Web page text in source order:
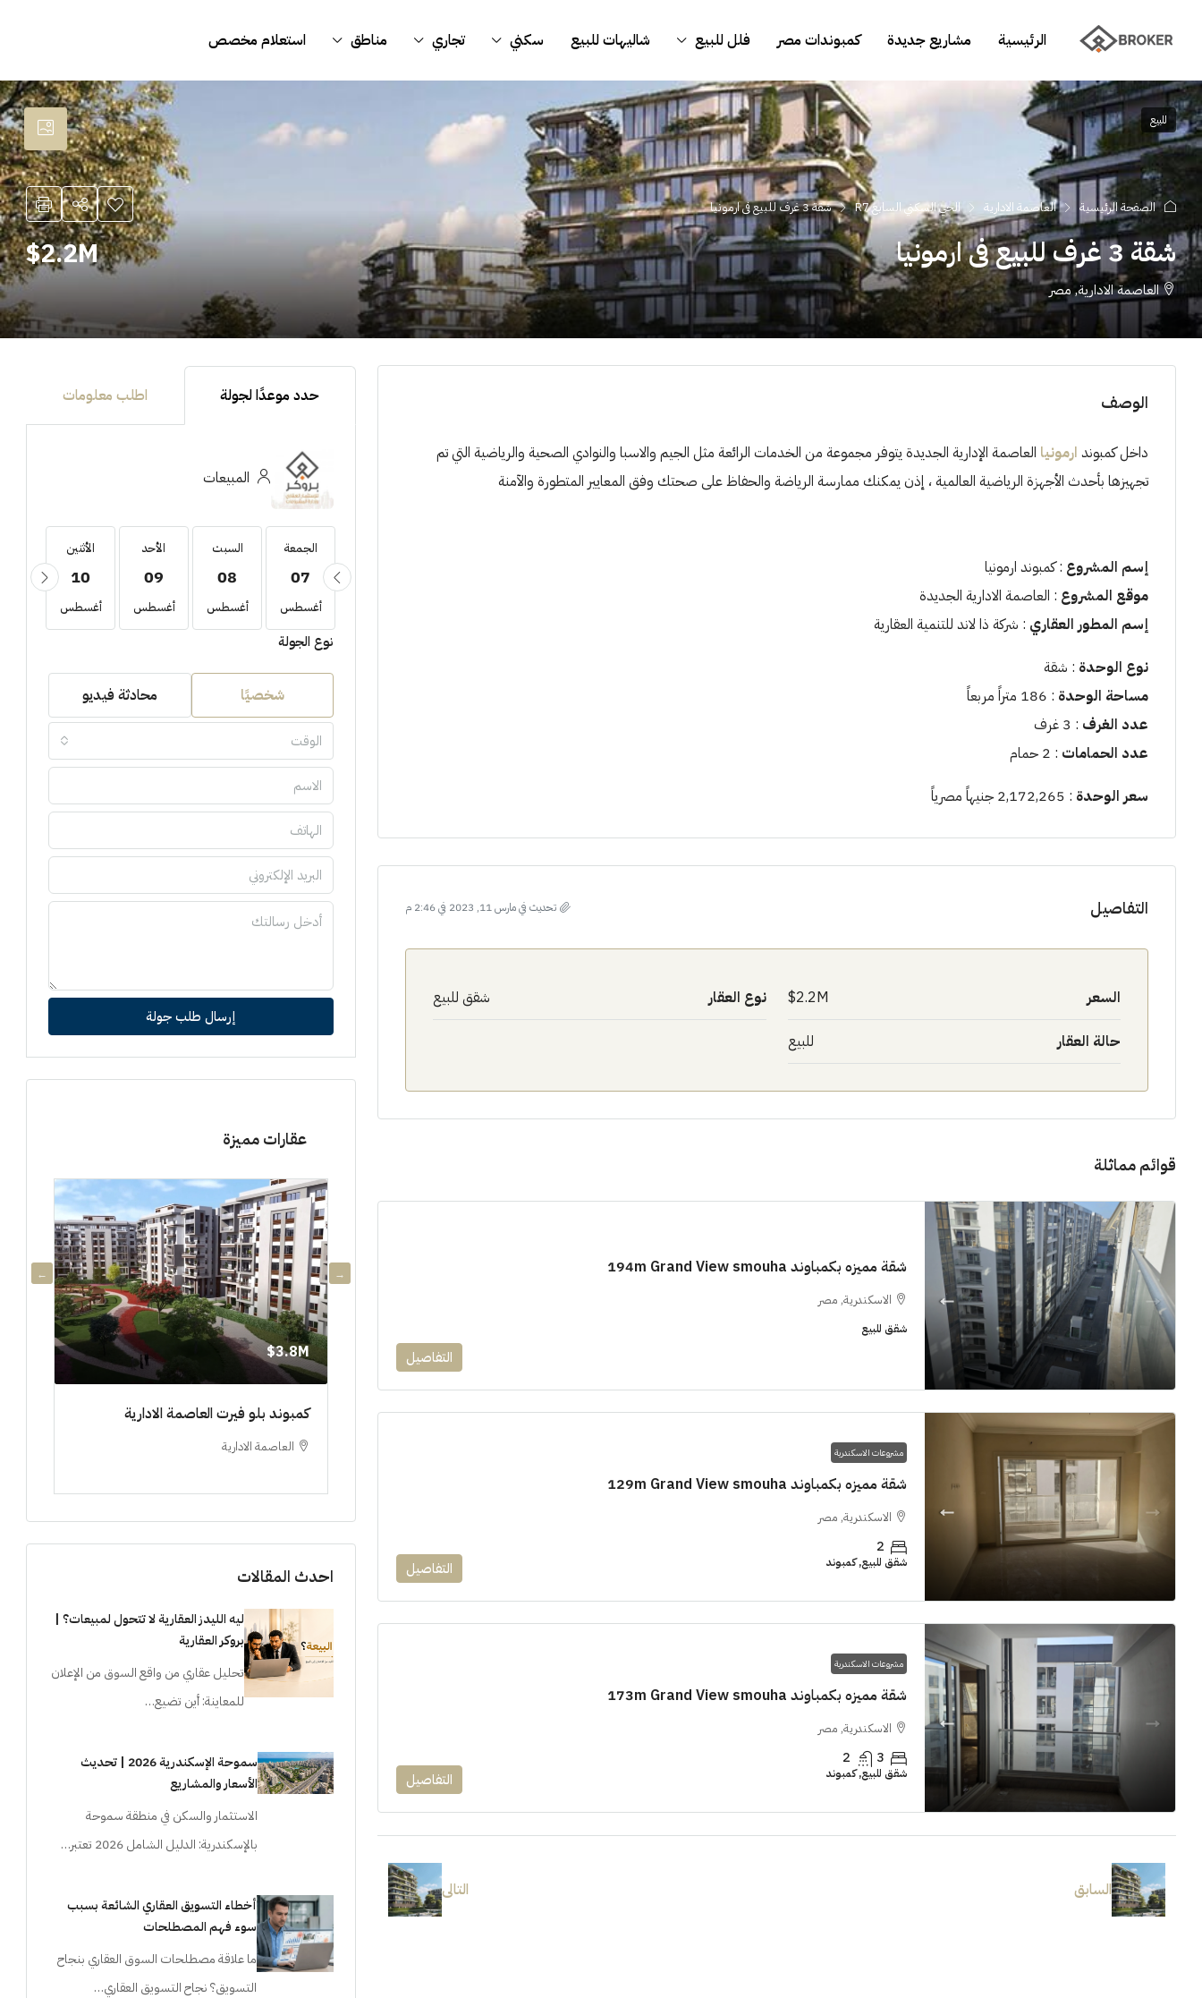
الرئيسية مشاريع جديدة كمبوندات مصر فلل للبيع شاليهات للبيع سكني تجاري مناطق استعلام مخصص
للبيع
الصفحة الرئيسية العاصمة الادارية الحي السكني السابع R7 شقة 3 غرف للبيع فى ارمونيا
شقة 3 غرف للبيع فى ارمونيا
العاصمة الادارية, مصر
2.2M$
الوصف
داخل كمبوند ارمونيا العاصمة الإدارية الجديدة يتوفر مجموعة من الخدمات الرائعة مثل الجيم والاسبا والنوادي الصحية والرياضية التي تم
تجهيزها بأحدث الأجهزة الرياضية العالمية ، إذن يمكنك ممارسة الرياضة والحفاظ على صحتك وفق المعايير المتطورة والآمنة
إسم المشروع : كمبوند ارمونيا
موقع المشروع : العاصمة الادارية الجديدة
إسم المطور العقاري : شركة ذا لاند للتنمية العقارية
نوع الوحدة : شقة
مساحة الوحدة : 186 متراً مربعاً
عدد الغرف : 3 غرف
عدد الحمامات : 2 حمام
سعر الوحدة : 2,172,265 جنيهاً مصرياً
التفاصيل تحديث في مارس 11, 2023 في 2:46 م
السعر 2.2M$ نوع العقار شقق للبيع
حالة العقار للبيع
قوائم مماثلة
شقة مميزه بكمباوند 194m Grand View smouha
الاسكندرية, مصر
شقق للبيع
التفاصيل
مشروعات الاسكندرية
شقة مميزه بكمباوند 129m Grand View smouha
الاسكندرية, مصر
2
شقق للبيع, كمبوند التفاصيل
مشروعات الاسكندرية
شقة مميزه بكمباوند 173m Grand View smouha
الاسكندرية, مصر
3
2
شقق للبيع, كمبوند التفاصيل
السابق التالى
حدد موعدًا لجولة اطلب معلومات
المبيعات
الجمعة
07
أغسطس
السبت
08
أغسطس
الأحد
09
أغسطس
الأثنين
10
أغسطس
نوع الجولة
شخصيًا محادثة فيديو
الوقت
إرسال طلب جولة
عقارات مميزة
ابراج زيد الشيخ زايد 10 % و قسط 6
دي جويا ٣ العاصمة الادارية ادفع ١٠%
3.8M$
كمبوند بلو فيرت العاصمة الادارية
العاصمة الادارية
احدث المقالات
ليه الليدز العقارية لا تتحول لمبيعات؟ |
بروكر العقارية
تحليل عقاري من واقع السوق من الإعلان
للمعاينة: أين تضيع…
سموحة الإسكندرية 2026 | تحديث
الأسعار والمشاريع
الاستثمار والسكن في منطقة سموحة
بالإسكندرية: الدليل الشامل 2026 تعتبر…
أخطاء التسويق العقاري الشائعة بسبب
سوء فهم المصطلحات
ما علاقة مصطلحات السوق العقاري بنجاح
التسويق؟ نجاح التسويق العقاري…